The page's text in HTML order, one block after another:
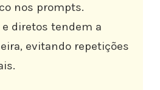
nos prompts.
diretos tendem a
evitando repetições